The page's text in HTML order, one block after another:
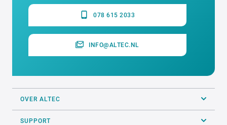
078 615 2033
INFO@ALTEC.NL
OVER ALTEC
SUPPORT